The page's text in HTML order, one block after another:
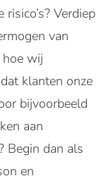
Verdiep
van
hoe wij
klanten onze
bijvoorbeeld
aan
Begin dan als
en